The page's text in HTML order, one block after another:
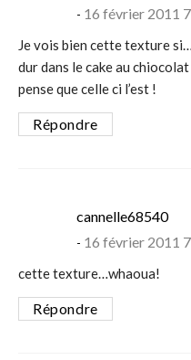
16 février 2011
Je vois bien cette texture
dur dans le cake au
pense que celle ci l’est !
Répondre
cannelle68540says:
16 février 2011
cette texture…whaoua!
Répondre